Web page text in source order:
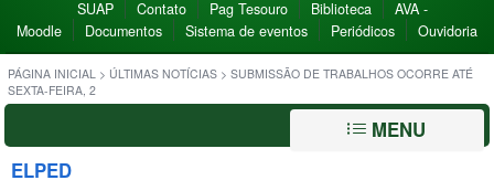
SUAP Contato Pag Tesouro Biblioteca
AVA -
Moodle
Documentos Sistema de eventos Periódicos Ouvidoria
PÁGINA INICIAL > ÚLTIMAS NOTÍCIAS > SUBMISSÃO DE TRABALHOS OCORRE ATÉ
SEXTA-FEIRA, 2
MENU
ELPED